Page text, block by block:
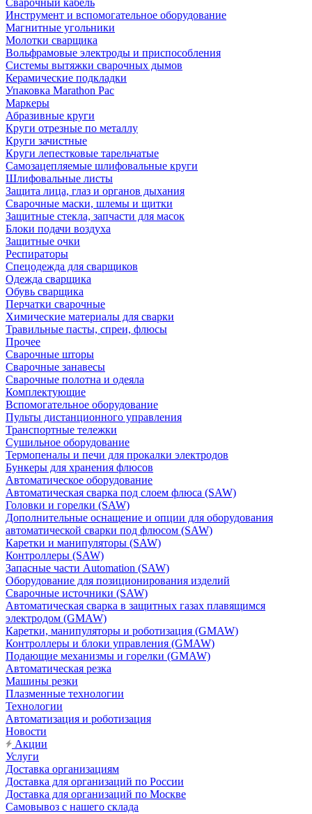
Сварочный кабель
Инструмент и вспомогательное оборудование
Магнитные угольники
Молотки сварщика
Вольфрамовые электроды и приспособления
Системы вытяжки сварочных дымов
Керамические подкладки
Упаковка Marathon Pac
Маркеры
Абразивные круги
Круги отрезные по металлу
Круги зачистные
Круги лепестковые тарельчатые
Самозацепляемые шлифовальные круги
Шлифовальные листы
Защита лица, глаз и органов дыхания
Сварочные маски, шлемы и щитки
Защитные стекла, запчасти для масок
Блоки подачи воздуха
Защитные очки
Респираторы
Спецодежда для сварщиков
Одежда сварщика
Обувь сварщика
Перчатки сварочные
Химические материалы для сварки
Травильные пасты, спреи, флюсы
Прочее
Сварочные шторы
Сварочные занавесы
Сварочные полотна и одеяла
Комплектующие
Вспомогательное оборудование
Пульты дистанционного управления
Транспортные тележки
Сушильное оборудование
Термопеналы и печи для прокалки электродов
Бункеры для хранения флюсов
Автоматическое оборудование
Автоматическая сварка под слоем флюса (SAW)
Головки и горелки (SAW)
Дополнительные оснащение и опции для оборудования
автоматической сварки под флюсом (SAW)
Каретки и манипуляторы (SAW)
Контроллеры (SAW)
Запасные части Automation (SAW)
Оборудование для позиционирования изделий
Сварочные источники (SAW)
Автоматическая сварка в защитных газах плавящимся
электродом (GMAW)
Каретки, манипуляторы и роботизация (GMAW)
Контроллеры и блоки управления (GMAW)
Подающие механизмы и горелки (GMAW)
Автоматическая резка
Машины резки
Плазменные технологии
Технологии
Автоматизация и роботизация
Новости
Акции
Услуги
Доставка организациям
Доставка для организаций по России
Доставка для организаций по Москве
Самовывоз с нашего склада